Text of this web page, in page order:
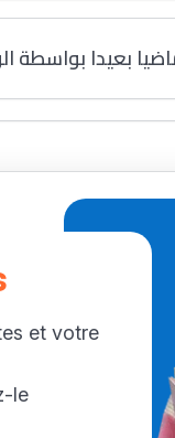
بعيدا بواسطة
et votre
le